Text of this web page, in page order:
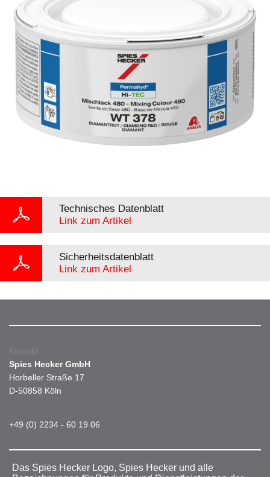
Technisches Datenblatt
Link zum Artikel
Sicherheitsdatenblatt
Link zum Artikel
Kontakt
Spies Hecker GmbH
Horbeller Straße 17
D-50858 Köln
+49 (0) 2234 - 60 19 06
Das Spies Hecker Logo, Spies Hecker und alle